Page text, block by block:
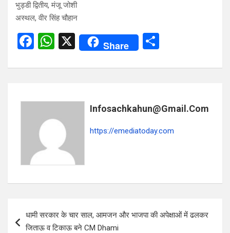
भुड्डी द्वितीय, मंजू जोशी
अस्थल, वीर सिंह चौहान
F
ce
o
o
k
W
at
A
p
p
X Share
ar
Infosachkahun@gmail.com
https://emediatoday.com
navigation
धामी सरकार के चार साल, आमजन और भाजपा की अपेक्षाओं में ढलकर
जिताऊ व टिकाऊ बने CM Dhami